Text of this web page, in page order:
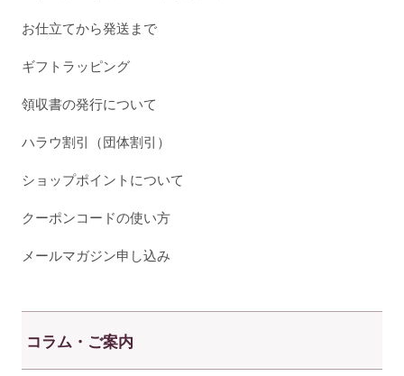
お仕立てから発送まで
ギフトラッピング
領収書の発行について
ハラウ割引（団体割引）
ショップポイントについて
クーポンコードの使い方
メールマガジン申し込み
コラム・ご案内